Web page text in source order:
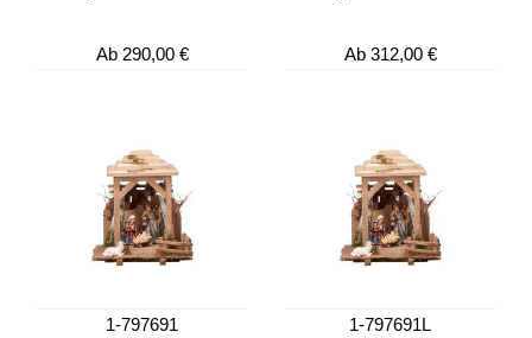
Ab290,00 € Ab312,00 €
1-797691 1-797691L